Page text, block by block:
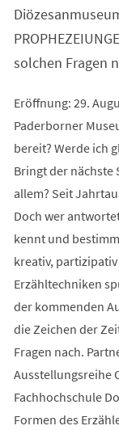
solchen Fragen
Eröffnung: 29.
Paderborner
bereit? Werde ich
Bringt der nächste
allem? Seit
Doch wer
kennt und
kreativ,
Erzähltechniken
der kommenden
die Zeichen der
Fragen nach.
Ausstellungsreihe
Fachhochschule
Formen des